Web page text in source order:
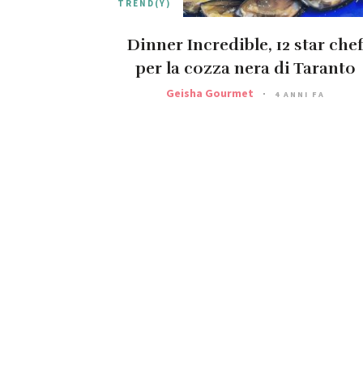
TREND(Y)
Dinner Incredible, 12 star
per la cozza nera di Taranto
Geisha Gourmet 4 ANNI FA